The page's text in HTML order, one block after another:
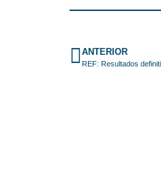
ANTERIOR
REF: Resultados